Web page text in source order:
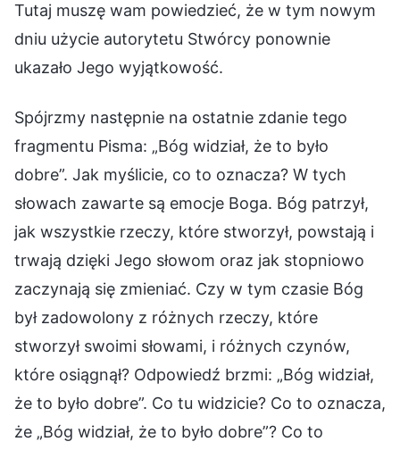
Tutaj muszę wam powiedzieć, że w tym nowym
dniu użycie autorytetu Stwórcy ponownie
ukazało Jego wyjątkowość.
Spójrzmy następnie na ostatnie zdanie tego
fragmentu Pisma: „Bóg widział, że to było
dobre”. Jak myślicie, co to oznacza? W tych
słowach zawarte są emocje Boga. Bóg patrzył,
jak wszystkie rzeczy, które stworzył, powstają i
trwają dzięki Jego słowom oraz jak stopniowo
zaczynają się zmieniać. Czy w tym czasie Bóg
był zadowolony z różnych rzeczy, które
stworzył swoimi słowami, i różnych czynów,
które osiągnął? Odpowiedź brzmi: „Bóg widział,
że to było dobre”. Co tu widzicie? Co to oznacza,
że „Bóg widział, że to było dobre”? Co to